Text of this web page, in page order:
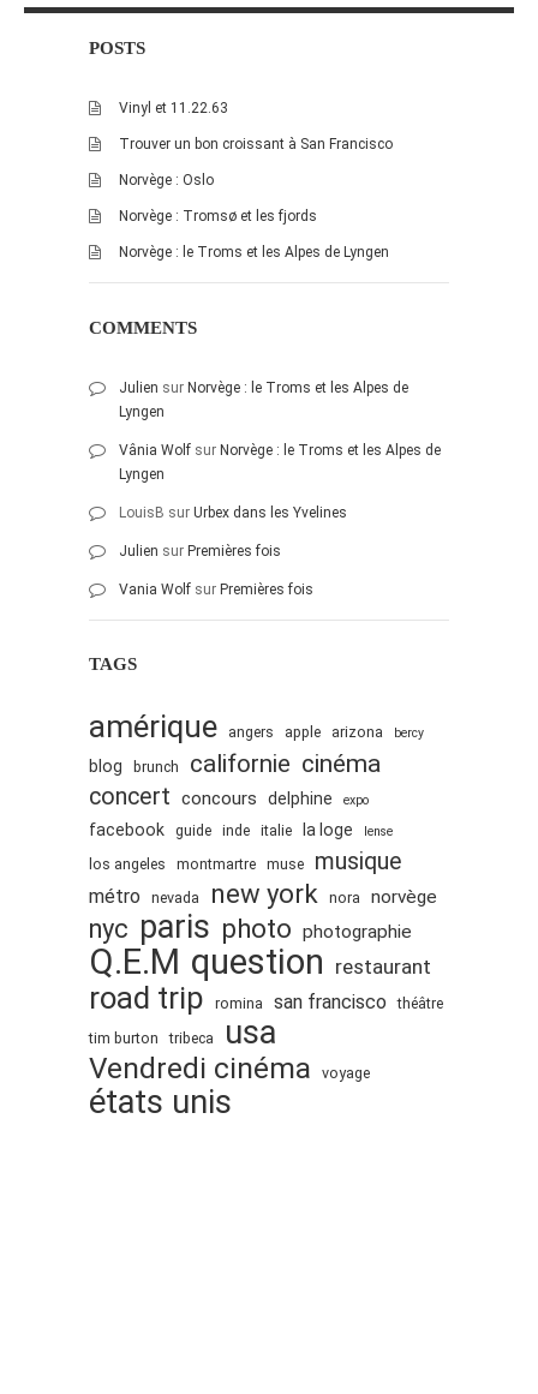
POSTS
Vinyl et 11.22.63
Trouver un bon croissant à San Francisco
Norvège : Oslo
Norvège : Tromsø et les fjords
Norvège : le Troms et les Alpes de Lyngen
COMMENTS
Julien sur Norvège : le Troms et les Alpes de
Lyngen
Vânia Wolf sur Norvège : le Troms et les Alpes de
Lyngen
LouisB sur Urbex dans les Yvelines
Julien sur Premières fois
Vania Wolf sur Premières fois
TAGS
amérique angers apple arizona bercy
blog brunch californie cinéma
concert concours delphine expo
facebook guide inde italie la loge lense
los angeles montmartre muse musique
métro nevada new york nora norvège
nyc paris photo photographie
Q.E.M question restaurant
road trip romina san francisco théâtre
tim burton
tribeca usa
Vendredi cinéma voyage
états unis